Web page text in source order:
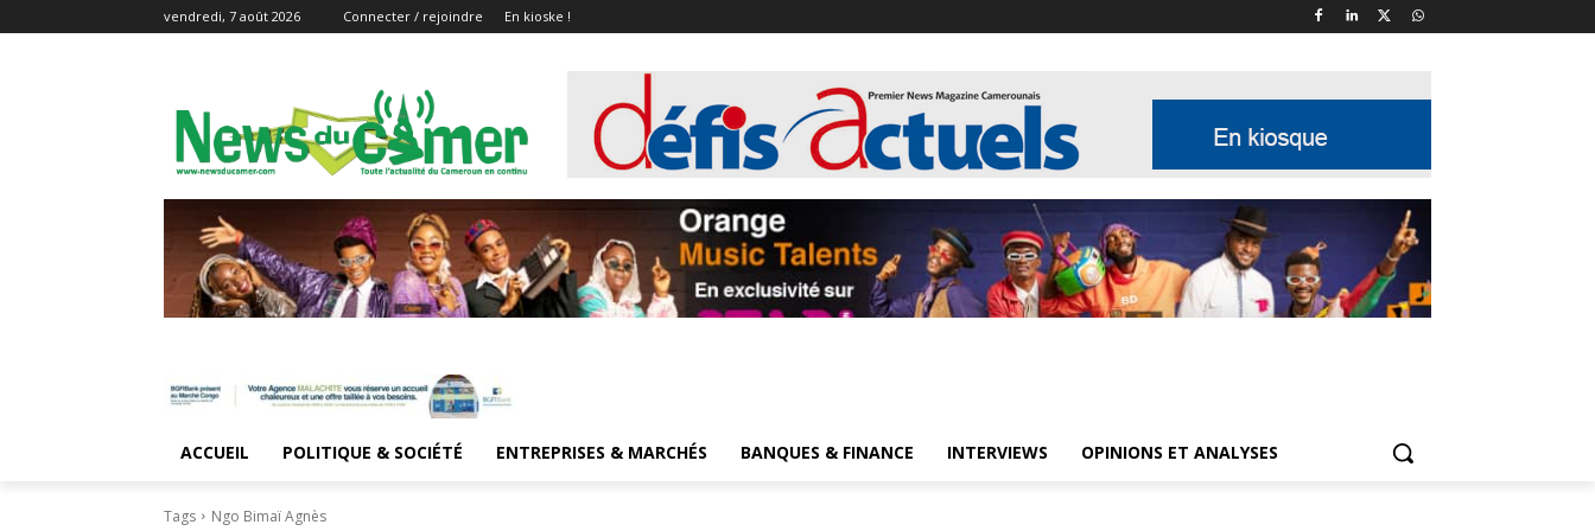
vendredi, 7 août 2026 Connecter / rejoindre En kioske !
ACCUEIL POLITIQUE & SOCIÉTÉ ENTREPRISES & MARCHÉS BANQUES & FINANCE INTERVIEWS OPINIONS ET ANALYSES
Tags Ngo Bimaï Agnès